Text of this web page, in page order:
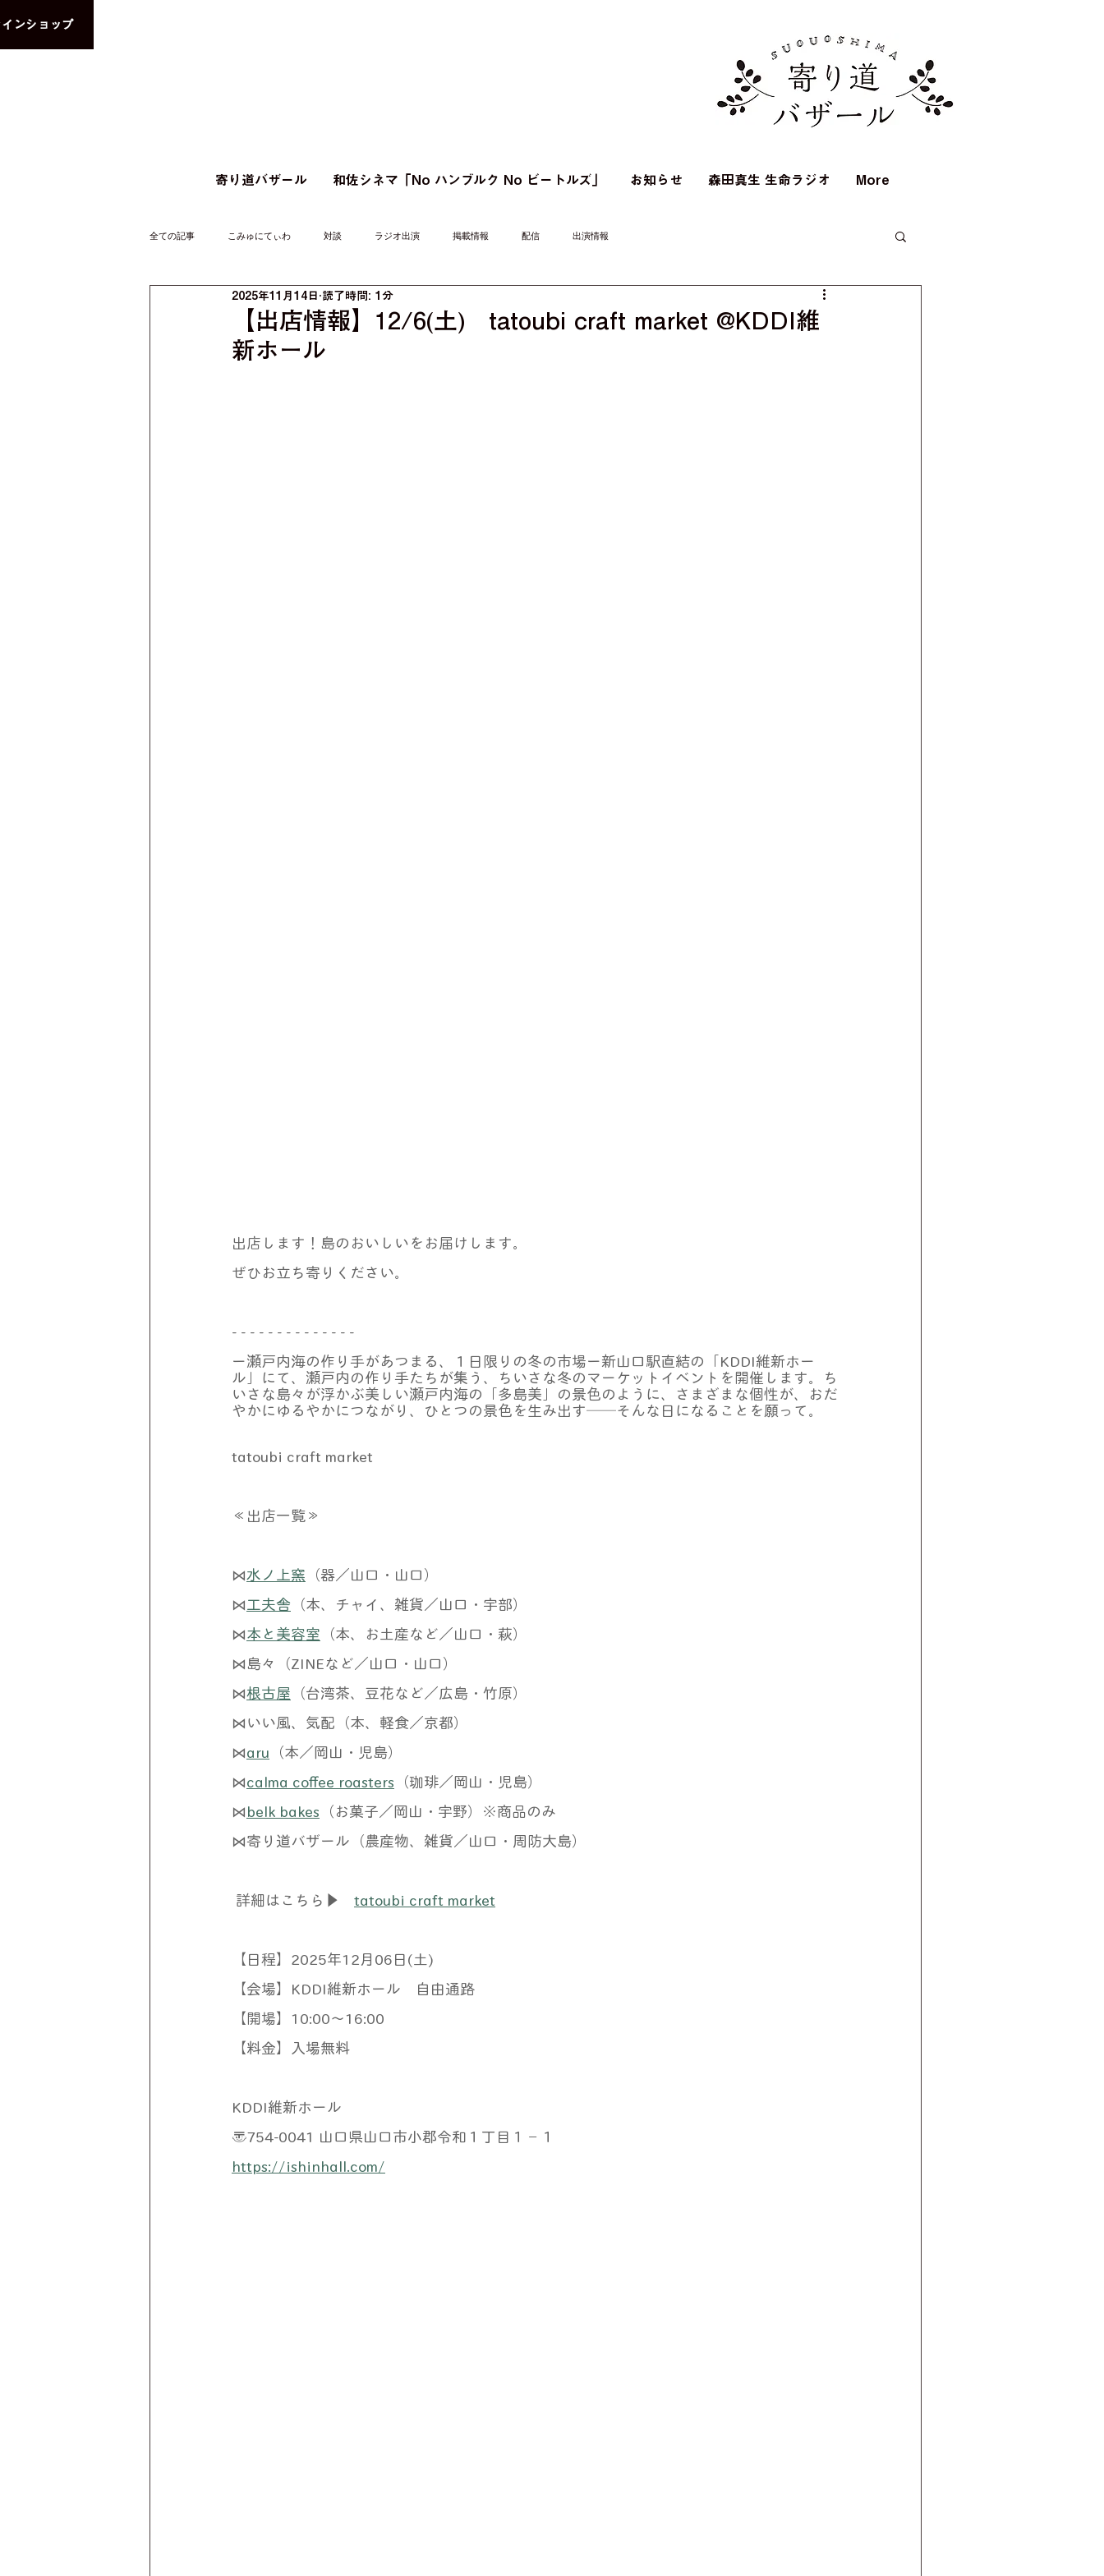
ンショップ
寄り道バザール 和佐シネマ「No ハンブルク No ビートルズ」 お知らせ 森田真生 生命ラジオ More
全ての記事 こみゅにてぃわ 対談 ラジオ出演 掲載情報 配信 出演情報
【出店情報】12/6(土) tatoubi craft market @KDDI維
新ホール
2025年11月14日 読了時間: 1分
出店します！島のおいしいをお届けします。
ぜひお立ち寄りください。
- - - - - - - - - - - - - -
ー瀬戸内海の作り手があつまる、１日限りの冬の市場ー新山口駅直結の「KDDI維新ホー
ル」にて、瀬戸内の作り手たちが集う、ちいさな冬のマーケットイベントを開催します。ち
いさな島々が浮かぶ美しい瀬戸内海の「多島美」の景色のように、さまざまな個性が、おだ
やかにゆるやかにつながり、ひとつの景色を生み出す──そんな日になることを願って。
tatoubi craft market
≪出店一覧≫
⋈水ノ上窯 （器／山口・山口）
⋈ 工夫舎 （本、チャイ、雑貨／山口・宇部）
⋈本と美容室 （本、お土産など／山口・萩）
⋈島々（ZINEなど／山口・山口）
⋈根古屋 （台湾茶、豆花など／広島・竹原）
⋈いい風、気配（本、軽食／京都）
⋈aru （本／岡山・児島）
⋈calma coffee roasters （珈琲／岡山・児島）
⋈ belk bakes （お菓子／岡山・宇野）※商品のみ
⋈寄り道バザール（農産物、雑貨／山口・周防大島）
詳細はこちら▶ tatoubi craft market
【日程】2025年12月06日(土)
【会場】KDDI維新ホール　自由通路
【開場】10:00〜16:00
【料金】入場無料
KDDI維新ホール
〒754-0041 山口県山口市小郡令和１丁目１−１
https://ishinhall.com/